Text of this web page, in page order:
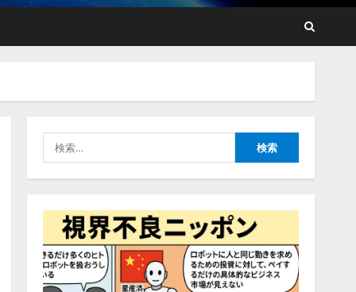
索:
は26.8％。AI導入企業の
入・活用は「上手くいって
4
ナレッジワーク、AIエンジ
ニア油井 誠（@myui）が入
ントOS」「営業領域の業界
特化LLM」の開発とAI研究
開発をリード
2026/08/07/10:54:31
AI駆動開発の推進に向けて